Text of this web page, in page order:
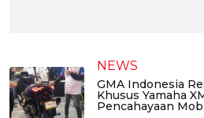
NEWS
GMA Indonesia
Khusus Yamaha
Pencahayaan